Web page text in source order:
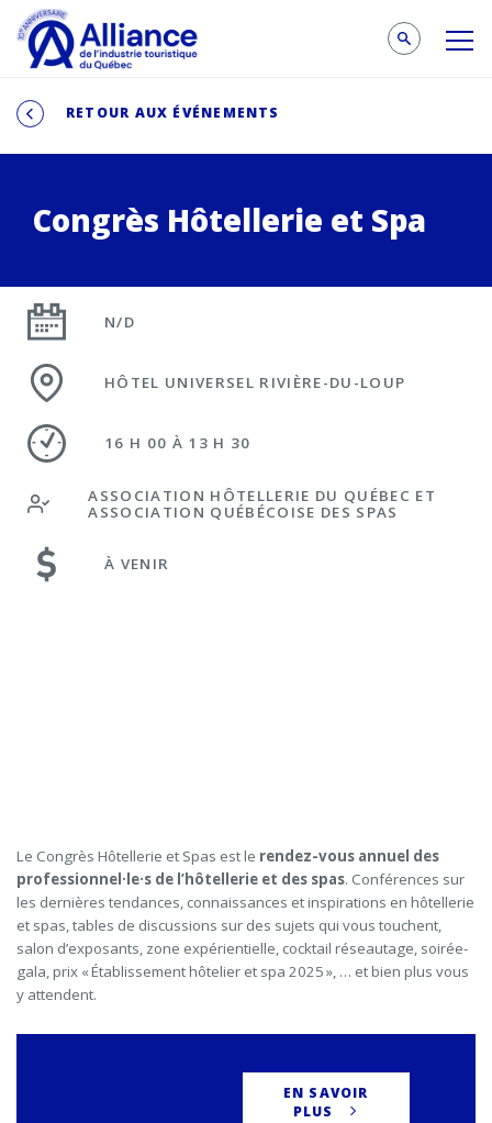
RETOUR AUX ÉVÉNEMENTS
Congrès Hôtellerie et Spa
N/D
HÔTEL UNIVERSEL RIVIÈRE-DU-LOUP
16 H 00 À 13 H 30
ASSOCIATION HÔTELLERIE DU QUÉBEC ET
ASSOCIATION QUÉBÉCOISE DES SPAS
À VENIR
Le Congrès Hôtellerie et Spas est le rendez-vous annuel des
professionnel·le·s de l’hôtellerie et des spas. Conférences sur
les dernières tendances, connaissances et inspirations en hôtellerie
et spas, tables de discussions sur des sujets qui vous touchent,
salon d’exposants, zone expérientielle, cocktail réseautage, soirée-
gala, prix « Établissement hôtelier et spa 2025 », … et bien plus vous
y attendent.
EN SAVOIR
PLUS